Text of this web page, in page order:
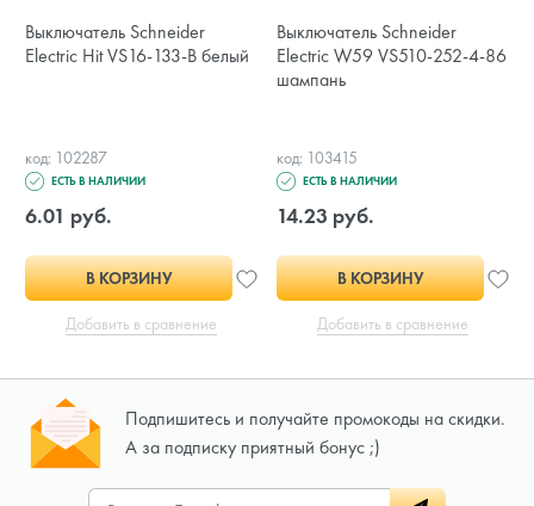
Выключатель Schneider
Electric Hit VS16-133-B белый
код: 102287
ЕСТЬ В НАЛИЧИИ
6.01 руб.
В КОРЗИНУ
Добавить в сравнение
Выключатель Schneider
Electric W59 VS510-252-4-86
шампань
код: 103415
ЕСТЬ В НАЛИЧИИ
14.23 руб.
В КОРЗИНУ
Добавить в сравнение
Подпишитесь и получайте промокоды на скидки.
А за подписку приятный бонус ;)